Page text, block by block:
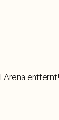
Arena entfernt!